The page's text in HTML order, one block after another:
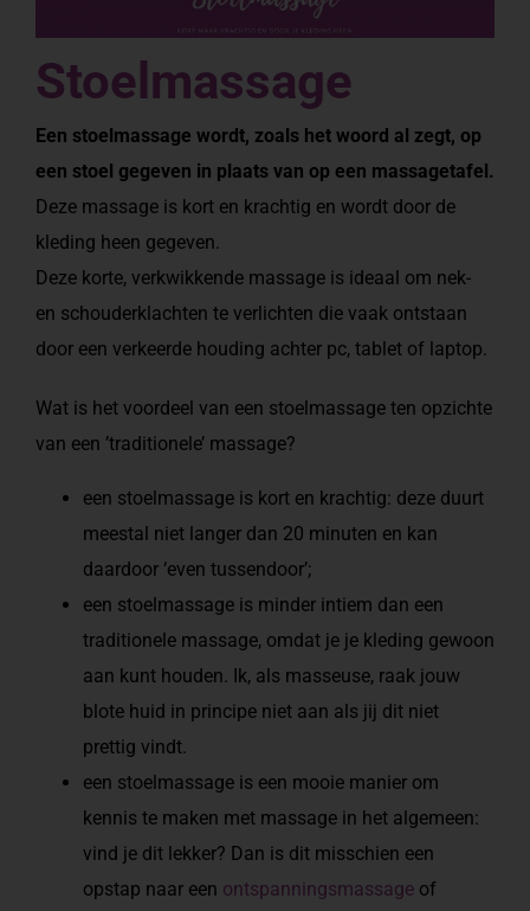
Stoelmassage
Een stoelmassage wordt, zoals het woord al zegt, op
een stoel gegeven in plaats van op een massagetafel.
Deze massage is kort en krachtig en wordt door de
kleding heen gegeven.
Deze korte, verkwikkende massage is ideaal om nek-
en schouderklachten te verlichten die vaak ontstaan
door een verkeerde houding achter pc, tablet of laptop.
Wat is het voordeel van een stoelmassage ten opzichte
van een ’traditionele’ massage?
een stoelmassage is kort en krachtig: deze duurt
meestal niet langer dan 20 minuten en kan
daardoor ‘even tussendoor’;
een stoelmassage is minder intiem dan een
traditionele massage, omdat je je kleding gewoon
aan kunt houden. Ik, als masseuse, raak jouw
blote huid in principe niet aan als jij dit niet
prettig vindt.
een stoelmassage is een mooie manier om
kennis te maken met massage in het algemeen:
vind je dit lekker? Dan is dit misschien een
opstap naar een ontspanningsmassage of